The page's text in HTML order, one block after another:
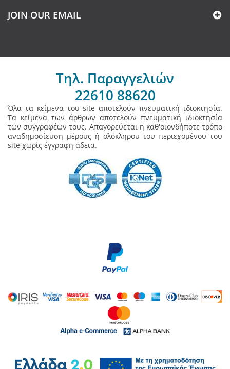
JOIN OUR EMAIL
Τηλ. Παραγγελιών
22610 88620
Όλα τα κείμενα του site αποτελούν πνευματική ιδιοκτησία.
Τα κείμενα των άρθρων αποτελούν πνευματική ιδιοκτησία
των συγγραφέων τους. Απαγορεύεται η καθ'οιονδήποτε τρόπο
αναδημοσίευση μέρους ή ολόκληρου του περιεχομένου του
site χωρίς έγγραφη άδεια.